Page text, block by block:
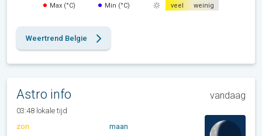
Max (°C) Min (°C) veel weinig
Weertrend Belgie
Astro info vandaag
03:48 lokale tijd
zon
maan